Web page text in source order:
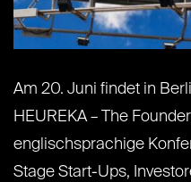
Am 20. Juni findet in
HEUREKA – The
englischsprachige
Stage Start-Ups,